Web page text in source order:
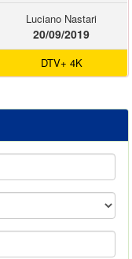
Luciano Nastari
20/09/2019
DTV+ 4K